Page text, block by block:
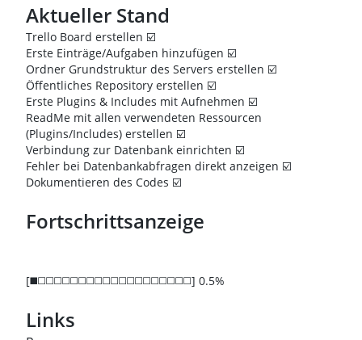
Aktueller Stand
Trello Board erstellen ☑️
Erste Einträge/Aufgaben hinzufügen ☑️
Ordner Grundstruktur des Servers erstellen ☑️
Öffentliches Repository erstellen ☑️
Erste Plugins & Includes mit Aufnehmen ☑️
ReadMe mit allen verwendeten Ressourcen
(Plugins/Includes) erstellen ☑️
Verbindung zur Datenbank einrichten ☑️
Fehler bei Datenbankabfragen direkt anzeigen ☑️
Dokumentieren des Codes ☑️
Fortschrittsanzeige
[◼️◻️◻️◻️◻️◻️◻️◻️◻️◻️◻️◻️◻️◻️◻️◻️◻️◻️◻️◻️] 0.5%
Links